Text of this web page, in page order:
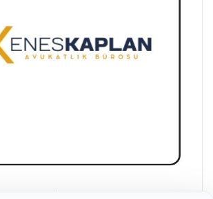
Yavru Kediyi Önce Sevdi, Sonra Canice